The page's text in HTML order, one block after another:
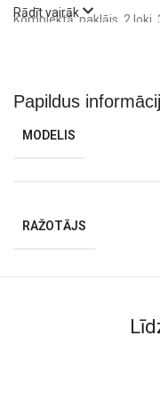
Komplektā: paklājs, 2
Rādīt vairāk
Papildus
MODELIS
RAŽOTĀJS